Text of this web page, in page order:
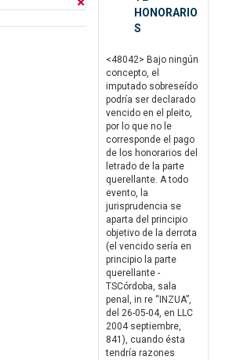
HONORARIO
S
<48042> Bajo ningún
concepto, el
imputado sobreseído
podría ser declarado
vencido en el pleito,
por lo que no le
corresponde el pago
de los honorarios del
letrado de la parte
querellante. A todo
evento, la
jurisprudencia se
aparta del principio
objetivo de la derrota
(el vencido sería en
principio la parte
querellante -
TSCórdoba, sala
penal, in re “INZUA”,
del 26-05-04, en LLC
2004 septiembre,
841), cuando ésta
tendría razones